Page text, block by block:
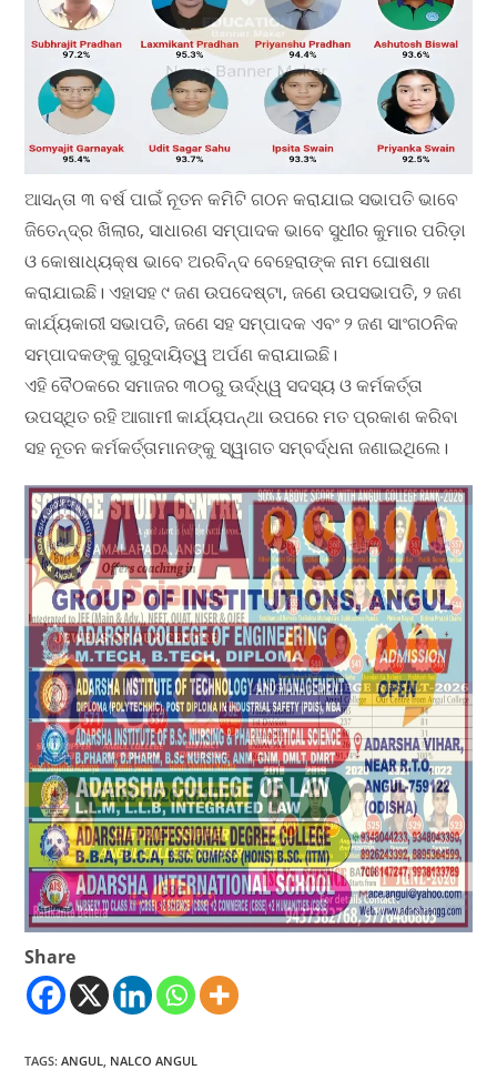
ଆସନ୍ତା ୩ ବର୍ଷ ପାଇଁ ନୂତନ କମିଟି ଗଠନ କରାଯାଇ ସଭାପତି ଭାବେ
ଜିତେନ୍ଦ୍ର ଖିଲାର, ସାଧାରଣ ସମ୍ପାଦକ ଭାବେ ସୁଧୀର କୁମାର ପରିଡ଼ା
ଓ କୋଷାଧ୍ୟକ୍ଷ ଭାବେ ଅରବିନ୍ଦ ବେହେରାଙ୍କ ନାମ ଘୋଷଣା
କରାଯାଇଛି। ଏହାସହ ୯ ଜଣ ଉପଦେଷ୍ଟା, ଜଣେ ଉପସଭାପତି, ୨ ଜଣ
କାର୍ଯ୍ୟକାରୀ ସଭାପତି, ଜଣେ ସହ ସମ୍ପାଦକ ଏବଂ ୨ ଜଣ ସାଂଗଠନିକ
ସମ୍ପାଦକଙ୍କୁ ଗୁରୁଦାୟିତ୍ୱ ଅର୍ପଣ କରାଯାଇଛି।
ଏହି ବୈଠକରେ ସମାଜର ୩୦ରୁ ଊର୍ଦ୍ଧ୍ୱ ସଦସ୍ୟ ଓ କର୍ମକର୍ତ୍ତା
ଉପସ୍ଥିତ ରହି ଆଗାମୀ କାର୍ଯ୍ୟପନ୍ଥା ଉପରେ ମତ ପ୍ରକାଶ କରିବା
ସହ ନୂତନ କର୍ମକର୍ତ୍ତାମାନଙ୍କୁ ସ୍ୱାଗତ ସମ୍ବର୍ଦ୍ଧନା ଜଣାଇଥିଲେ।
Share
TAGS:ANGUL, NALCO ANGUL